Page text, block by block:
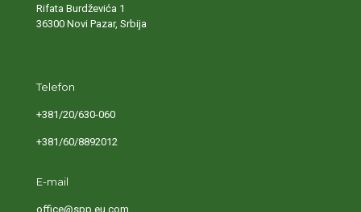
Rifata Burdževića 1
36300 Novi Pazar, Srbija
Telefon
+381/20/630-060
+381/60/8892012
E-mail
office@spp.eu.com